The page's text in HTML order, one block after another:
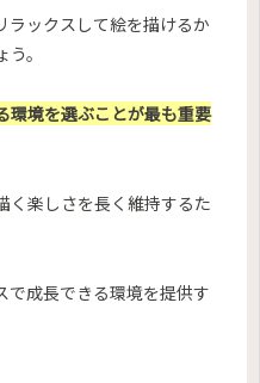
ラックスして絵を描けるか
。
環境を選ぶことが最も重要
く楽しさを長く維持するた
で成長できる環境を提供す